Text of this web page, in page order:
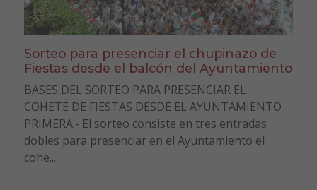
Sorteo para presenciar el chupinazo de
Fiestas desde el balcón del Ayuntamiento
BASES DEL SORTEO PARA PRESENCIAR EL
COHETE DE FIESTAS DESDE EL AYUNTAMIENTO
PRIMERA.- El sorteo consiste en tres entradas
dobles para presenciar en el Ayuntamiento el
cohe...